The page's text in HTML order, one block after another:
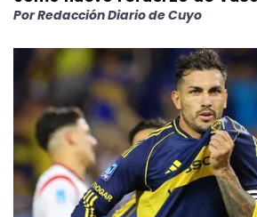
PorRedacción Diario de Cuyo